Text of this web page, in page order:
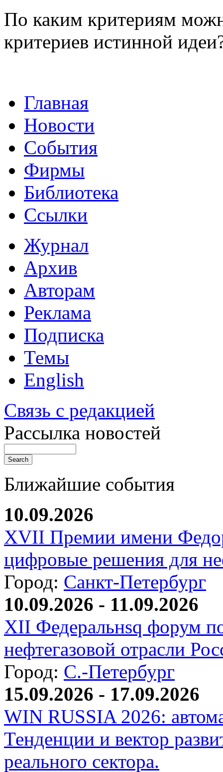
По каким критериям
критериев истинной
Главная
Новости
События
Фирмы
Библиотека
Ссылки
Журнал
Архив
Авторам
Реклама
Подписка
Темы
English
Связь с редакцией
Рассылка новостей
Ближайшие события
10.09.2026
XVII Премии имени
цифровые решения для
Город: Санкт-Петербург
10.09.2026 - 11.09.2026
XII Федеральнsq форум
нефтегазовой отрасли
Город: С.-Петербург
15.09.2026 - 17.09.2026
WIN RUSSIA 2026:
Тенденции и вектор
реального сектора.